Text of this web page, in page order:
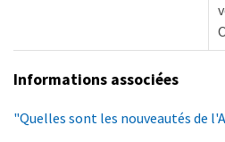
Informations associées
"Quelles sont les nouveautés de